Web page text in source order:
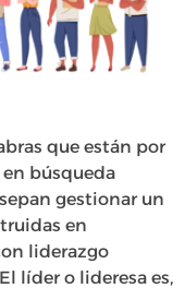
que están por
búsqueda
gestionar un
en
liderazgo
líder o lideresa es,